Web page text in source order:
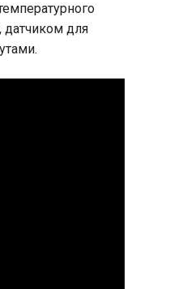
датчиком для